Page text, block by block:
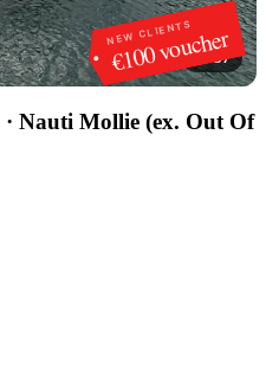
NEW CLIENTS
€100 voucher
1/37
· Nauti Mollie (ex. Out Of